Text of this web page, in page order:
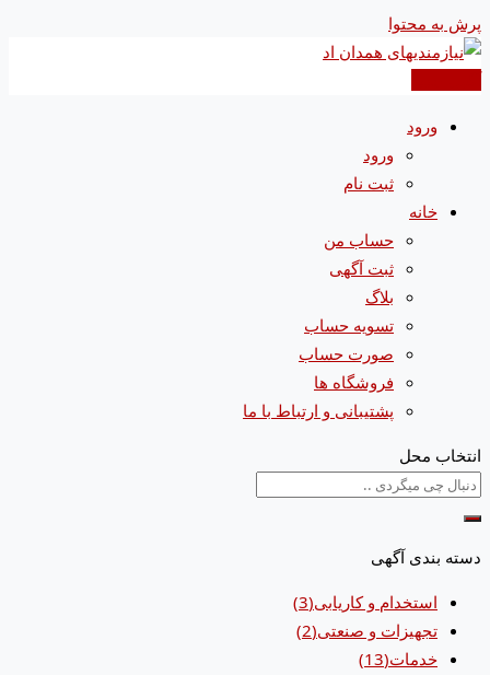
پرش به محتوا
ورود
ورود
ثبت نام
خانه
حساب من
ثبت آگهی
بلاگ
تسویه حساب
صورت حساب
فروشگاه ها
پشتیبانی و ارتباط با ما
انتخاب محل
دسته بندی آگهی
استخدام و کاریابی(3)
تجهیزات و صنعتی(2)
خدمات(13)